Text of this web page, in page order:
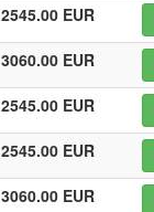
2545.00 EUR
3060.00 EUR
2545.00 EUR
2545.00 EUR
3060.00 EUR